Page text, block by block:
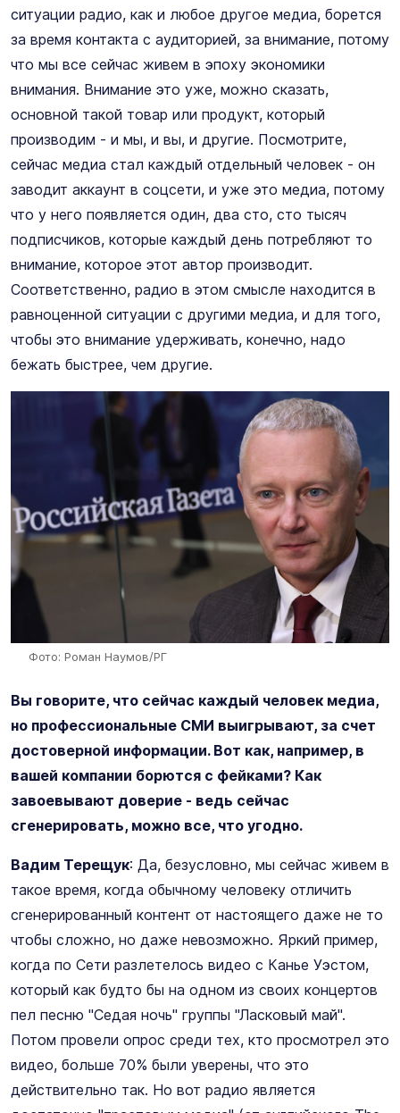
ситуации радио, как и любое другое медиа, борется
за время контакта с аудиторией, за внимание, потому
что мы все сейчас живем в эпоху экономики
внимания. Внимание это уже, можно сказать,
основной такой товар или продукт, который
производим - и мы, и вы, и другие. Посмотрите,
сейчас медиа стал каждый отдельный человек - он
заводит аккаунт в соцсети, и уже это медиа, потому
что у него появляется один, два сто, сто тысяч
подписчиков, которые каждый день потребляют то
внимание, которое этот автор производит.
Соответственно, радио в этом смысле находится в
равноценной ситуации с другими медиа, и для того,
чтобы это внимание удерживать, конечно, надо
бежать быстрее, чем другие.
Фото: Роман Наумов/РГ
Вы говорите, что сейчас каждый человек медиа,
но профессиональные СМИ выигрывают, за счет
достоверной информации. Вот как, например, в
вашей компании борются с фейками? Как
завоевывают доверие - ведь сейчас
сгенерировать, можно все, что угодно.
Вадим Терещук: Да, безусловно, мы сейчас живем в
такое время, когда обычному человеку отличить
сгенерированный контент от настоящего даже не то
чтобы сложно, но даже невозможно. Яркий пример,
когда по Сети разлетелось видео с Канье Уэстом,
который как будто бы на одном из своих концертов
пел песню "Седая ночь" группы "Ласковый май".
Потом провели опрос среди тех, кто просмотрел это
видео, больше 70% были уверены, что это
действительно так. Но вот радио является